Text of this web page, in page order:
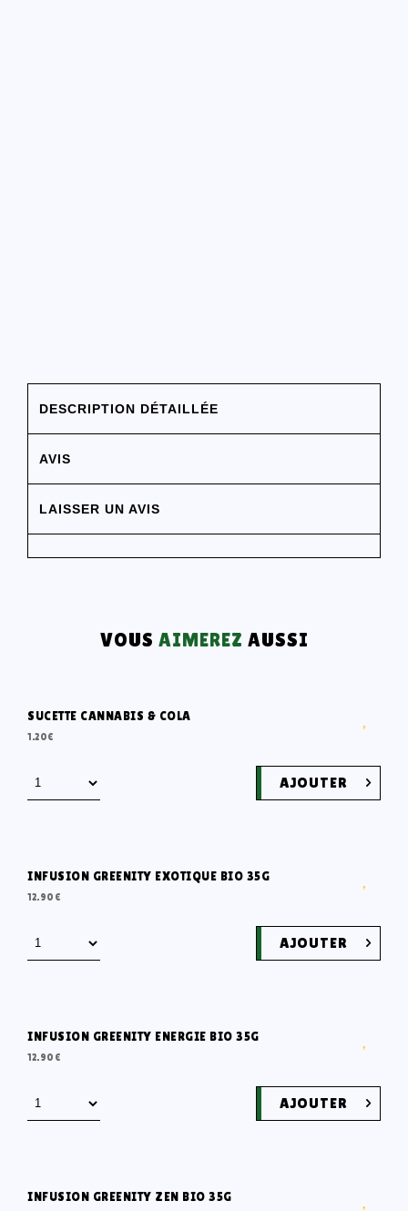
DESCRIPTION DÉTAILLÉE
AVIS
LAISSER UN AVIS
VOUS AIMEREZ AUSSI
SUCETTE CANNABIS & COLA
1.20€
AJOUTER
INFUSION GREENITY EXOTIQUE BIO 35G
12.90 €
AJOUTER
INFUSION GREENITY ENERGIE BIO 35G
12.90 €
AJOUTER
INFUSION GREENITY ZEN BIO 35G